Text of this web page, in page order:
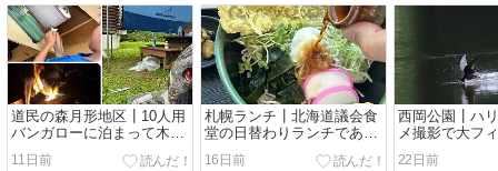
道民の森月形地区┃10人用
バンガローに泊まって木工
芸も楽しんできました
11日前
札幌ランチ┃北海道議会食
堂の日替わりランチであな
ご天のぶっかけ蕎麦
16日前
西岡公園┃ハ
メ撮影で大フ
年最高の一日
22日前